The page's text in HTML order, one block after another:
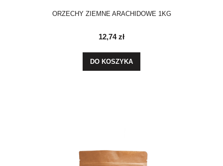
ORZECHY ZIEMNE ARACHIDOWE 1KG
12,74 zł
DO KOSZYKA